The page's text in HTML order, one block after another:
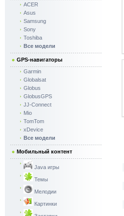
ACER
Asus
Samsung
Sony
Toshiba
Все модели
GPS-навигаторы
Garmin
Globalsat
Globus
GlobusGPS
JJ-Connect
Mio
TomTom
xDevice
Все модели
Мобильный контент
Java игры
Темы
Мелодии
Картинки